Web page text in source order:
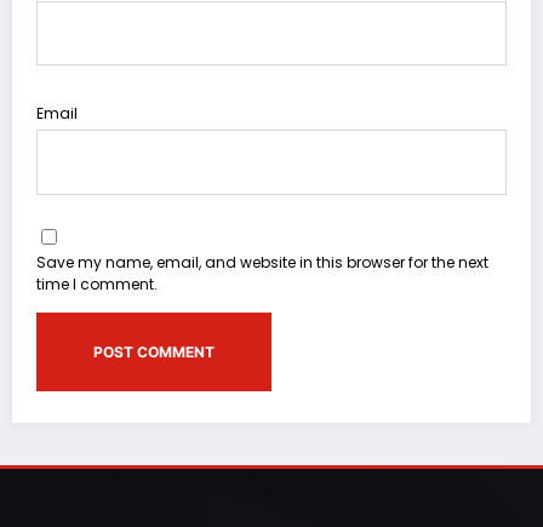
Email
Save my name, email, and website in this browser for the next
time I comment.